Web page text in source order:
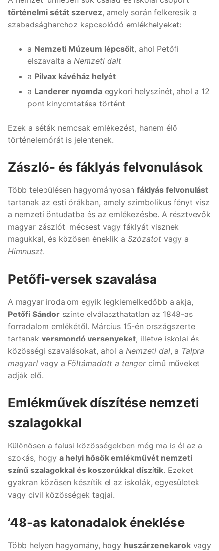
történelmi sétát szervez, amely során felkeresik a
szabadságharchoz kapcsolódó emlékhelyeket:
a Nemzeti Múzeum lépcsőit, ahol Petőfi
elszavalta a Nemzeti dalt
a Pilvax kávéház helyét
a Landerer nyomda egykori helyszínét, ahol a 12
pont kinyomtatása történt
Ezek a séták nemcsak emlékezést, hanem élő
történelemórát is jelentenek.
Zászló- és fáklyás felvonulások
Több településen hagyományosan fáklyás felvonulást
tartanak az esti órákban, amely szimbolikus fényt visz
a nemzeti öntudatba és az emlékezésbe. A résztvevők
magyar zászlót, mécsest vagy fáklyát visznek
magukkal, és közösen éneklik a Szózatot vagy a
Himnuszt.
Petőfi-versek szavalása
A magyar irodalom egyik legkiemelkedőbb alakja,
Petőfi Sándor szinte elválaszthatatlan az 1848-as
forradalom emlékétől. Március 15-én országszerte
tartanak versmondó versenyeket, illetve iskolai és
közösségi szavalásokat, ahol a Nemzeti dal, a Talpra
magyar! vagy a Föltámadott a tengercímű műveket
adják elő.
Emlékművek díszítése nemzeti
szalagokkal
Különösen a falusi közösségekben még ma is él az a
szokás, hogy a helyi hősök emlékművét nemzeti
színű szalagokkal és koszorúkkal díszítik. Ezeket
gyakran közösen készítik el az iskolák, egyesületek
vagy civil közösségek tagjai.
’48-as katonadalok éneklése
Több helyen hagyomány, hogy huszárzenekarok vagy